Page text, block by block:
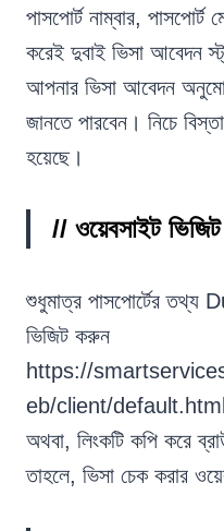
পাসপোর্ট নাম্বার, পাসপোর্ট
করেই দুবাই ভিসা আবেদন
আপনার ভিসা আবেদন
জানতে পারবেন। নিচে
হয়েছে।
// ওয়েবসাইট ভিজিট
শুধুমাত্র পাসপোর্টের
ভিজিট করুন
https://
eb/client/
অথবা, লিংকটি কপি করে
তাহলে, ভিসা চেক করার